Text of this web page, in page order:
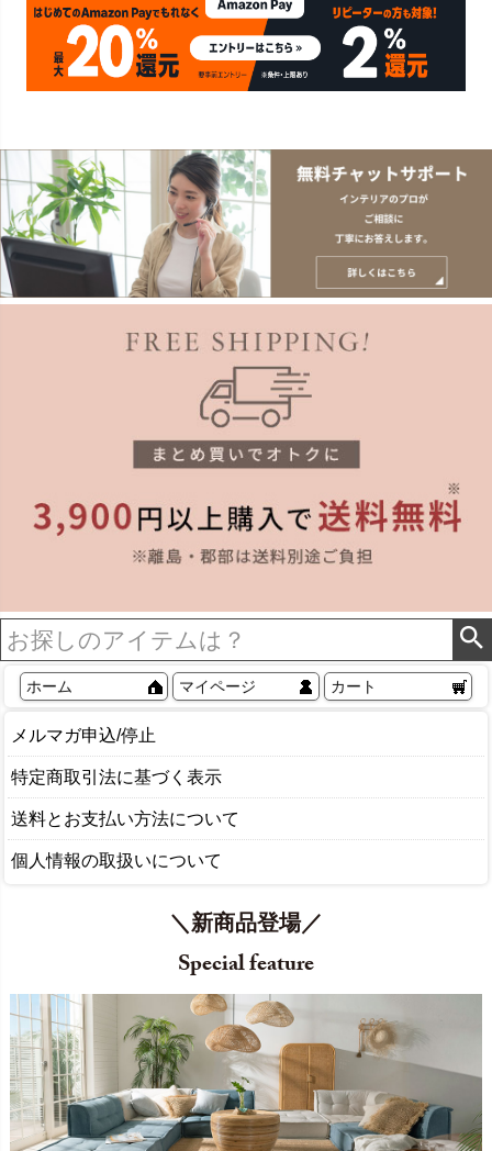
ホーム マイページ カート
メルマガ申込/停止
特定商取引法に基づく表示
送料とお支払い方法について
個人情報の取扱いについて
＼新商品登場／
Special feature